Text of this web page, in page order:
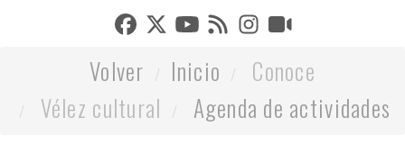
Volver Inicio
Conoce
Vélez cultural
Agenda de actividades